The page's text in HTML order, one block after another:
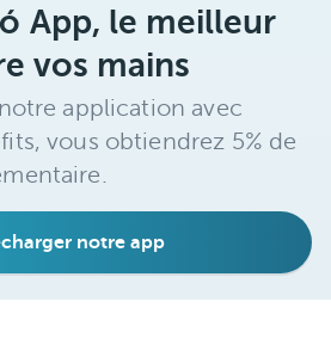
App, le meilleur
vos mains
application avec
vous obtiendrez 5% de
notre app